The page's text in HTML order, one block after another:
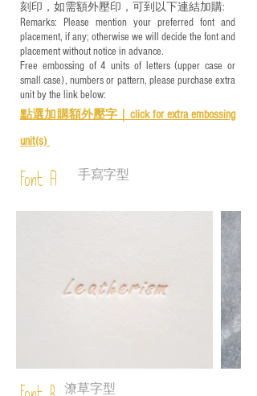
刻印，如需額外壓印，可到以下連結加購:
Remarks: Please mention your preferred font and
placement, if any; otherwise we will decide the font and
placement without notice in advance.
Free embossing of 4 units of letters (upper case or
small case), numbers or pattern, please purchase extra
unit by the link below:
點選加購額外壓字｜ click for extra embossing
unit(s)
Font A 手寫字型
潦草字型